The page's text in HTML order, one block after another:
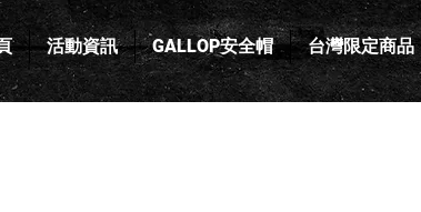
活動資訊 GALLOP安全帽 台灣限定商品